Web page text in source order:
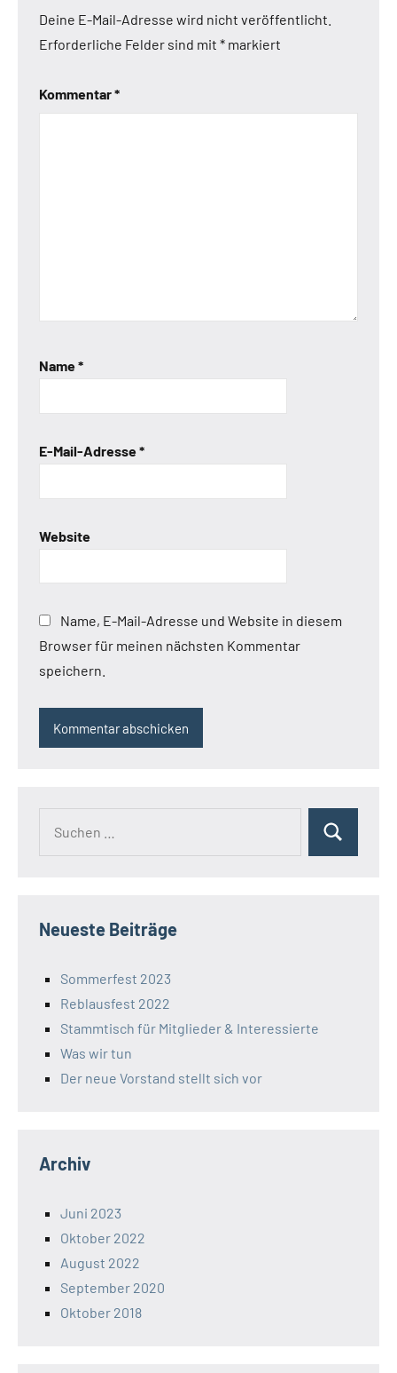
Deine E-Mail-Adresse wird nicht veröffentlicht.
Erforderliche Felder sind mit * markiert
Kommentar*
Name*
E-Mail-Adresse*
Website
Name, E-Mail-Adresse und Website in diesem
Browser für meinen nächsten Kommentar
speichern.
Suchen
Neueste Beiträge
Sommerfest 2023
Reblausfest 2022
Stammtisch für Mitglieder & Interessierte
Was wir tun
Der neue Vorstand stellt sich vor
Archiv
Juni 2023
Oktober 2022
August 2022
September 2020
Oktober 2018